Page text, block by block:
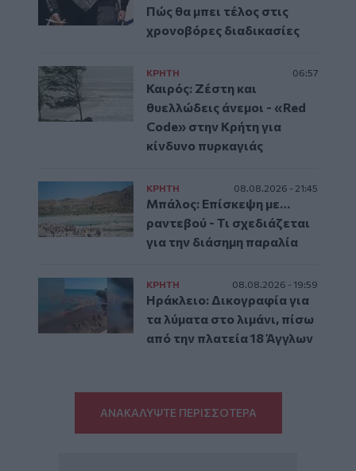
Πώς θα μπει τέλος στις
χρονοβόρες διαδικασίες
ΚΡΗΤΗ 06:57
Καιρός: Ζέστη και
θυελλώδεις άνεμοι - «Red
Code» στην Κρήτη για
κίνδυνο πυρκαγιάς
ΚΡΗΤΗ 08.08.2026 - 21:45
Μπάλος: Επίσκεψη με…
ραντεβού - Τι σχεδιάζεται
για την διάσημη παραλία
ΚΡΗΤΗ 08.08.2026 - 19:59
Ηράκλειο: Δικογραφία για
τα λύματα στο λιμάνι, πίσω
από την πλατεία 18 Άγγλων
ΑΝΑΚΑΛΥΨΤΕ ΠΕΡΙΣΣΟΤΕΡΑ